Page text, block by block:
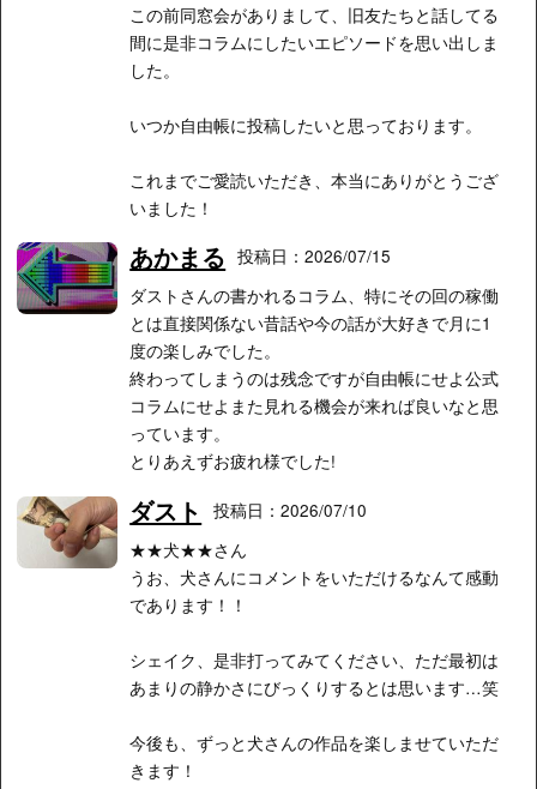
この前同窓会がありまして、旧友たちと話してる
間に是非コラムにしたいエピソードを思い出しま
した。
いつか自由帳に投稿したいと思っております。
これまでご愛読いただき、本当にありがとうござ
いました！
あかまる 投稿日：2026/07/15
ダストさんの書かれるコラム、特にその回の稼働
とは直接関係ない昔話や今の話が大好きで月に1
度の楽しみでした。
終わってしまうのは残念ですが自由帳にせよ公式
コラムにせよまた見れる機会が来れば良いなと思
っています。
とりあえずお疲れ様でした!
ダスト
投稿日：2026/07/10
★★犬★★さん
うお、犬さんにコメントをいただけるなんて感動
であります！！
シェイク、是非打ってみてください、ただ最初は
あまりの静かさにびっくりするとは思います…笑
今後も、ずっと犬さんの作品を楽しませていただ
きます！